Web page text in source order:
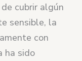
cubrir algún
sensible, la
con
ha sido